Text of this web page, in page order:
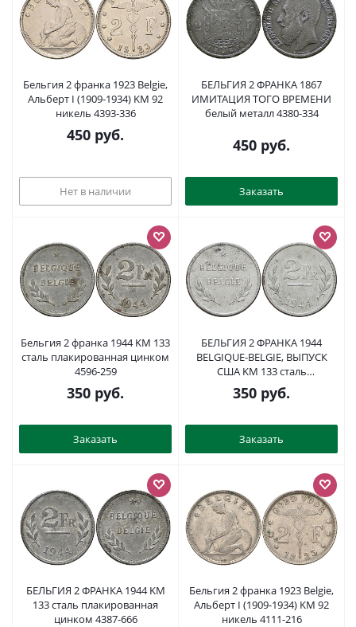
Бельгия 2 франка 1923 Belgie,
Альберт I (1909-1934) KM 92
никель 4393-336
450 руб.
Нет в наличии
БЕЛЬГИЯ 2 ФРАНКА 1867
ИМИТАЦИЯ ТОГО ВРЕМЕНИ
белый металл 4380-334
450 руб.
Заказать
Бельгия 2 франка 1944 KM 133
сталь плакированная цинком
4596-259
350 руб.
Заказать
БЕЛЬГИЯ 2 ФРАНКА 1944
BELGIQUE-BELGIE, ВЫПУСК
США KM 133 сталь
плакированная цинком 31-
1236
350 руб.
Заказать
БЕЛЬГИЯ 2 ФРАНКА 1944 KM
133 сталь плакированная
цинком 4387-666
Бельгия 2 франка 1923 Belgie,
Альберт I (1909-1934) KM 92
никель 4111-216